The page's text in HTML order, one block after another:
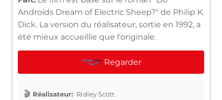
Androids Dream of Electric Sheep?" de Philip K.
Dick. La version du réalisateur, sortie en 1992, a
été mieux accueillie que l'originale.
Regarder
Réalisateur: Ridley Scott